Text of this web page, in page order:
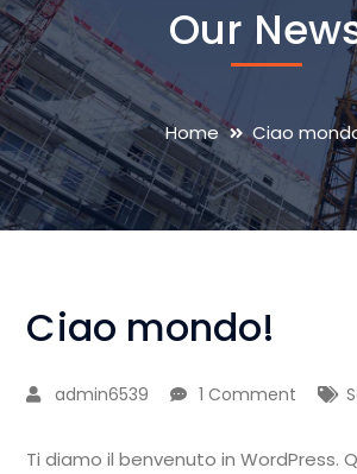
Our
Home Ciao
Ciao mondo!
admin6539 1 Comment
Ti diamo il benvenuto in WordPress.